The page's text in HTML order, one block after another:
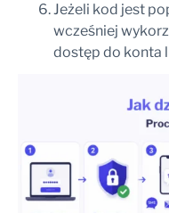
Jeżeli kod jest
wcześniej
dostęp do konta